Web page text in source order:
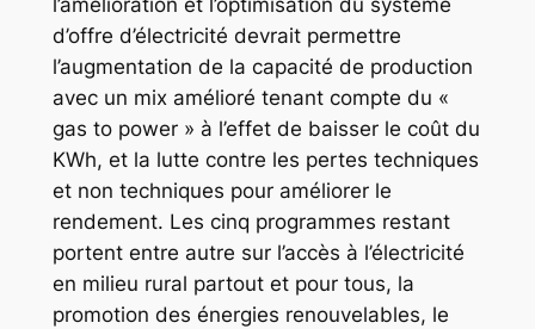
l’amélioration et l’optimisation du système
d’offre d’électricité devrait permettre
l’augmentation de la capacité de production
avec un mix amélioré tenant compte du «
gas to power » à l’effet de baisser le coût du
KWh, et la lutte contre les pertes techniques
et non techniques pour améliorer le
rendement. Les cinq programmes restant
portent entre autre sur l’accès à l’électricité
en milieu rural partout et pour tous, la
promotion des énergies renouvelables, le